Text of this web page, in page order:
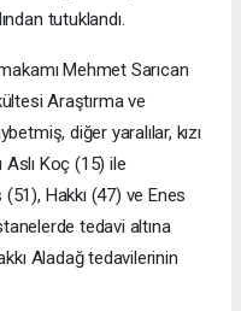
tutuklandı.
Mehmet Sarıcan
Araştırma ve
diğer yaralılar, kızı
Aslı Koç (15) ile
Hakkı (47) ve Enes
tedavi altına
Aladağ tedavilerinin